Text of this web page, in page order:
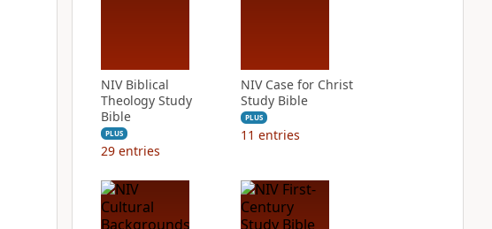
NIV Biblical
Theology Study
Bible
PLUS
29 entries
NIV Case for Christ
Study Bible
PLUS
11 entries